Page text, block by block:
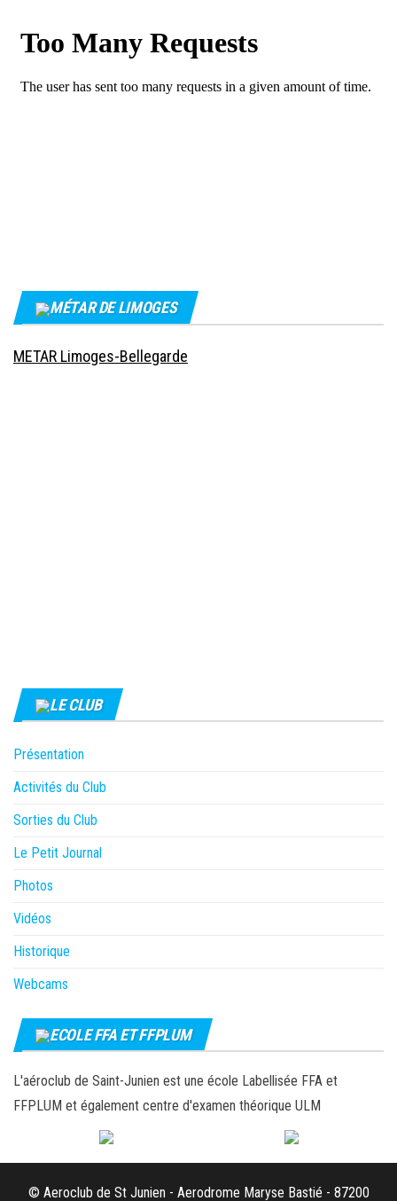
MÉTAR DE LIMOGES
METAR Limoges-Bellegarde
LE CLUB
Présentation
Activités du Club
Sorties du Club
Le Petit Journal
Photos
Vidéos
Historique
Webcams
ECOLE FFA ET FFPLUM
L'aéroclub de Saint-Junien est une école Labellisée FFA et
FFPLUM et également centre d'examen théorique ULM
© Aeroclub de St Junien - Aerodrome Maryse Bastié - 87200